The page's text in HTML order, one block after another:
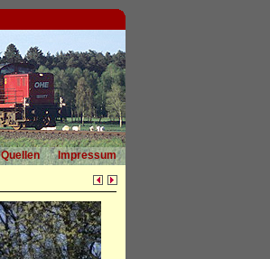
Quellen
Impressum